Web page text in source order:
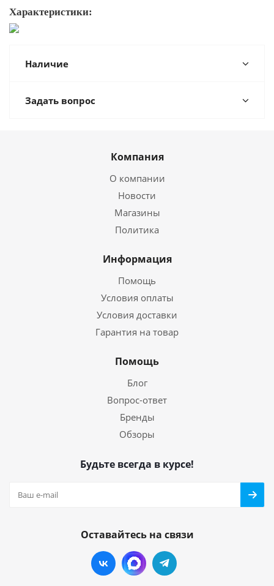
Характеристики:
Наличие
Задать вопрос
Компания
О компании
Новости
Магазины
Политика
Информация
Помощь
Условия оплаты
Условия доставки
Гарантия на товар
Помощь
Блог
Вопрос-ответ
Бренды
Обзоры
Будьте всегда в курсе!
Оставайтесь на связи